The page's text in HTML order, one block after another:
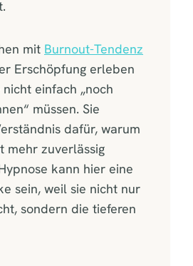
mit Burnout-Tendenz
Erschöpfung erleben
nicht einfach „noch
müssen. Sie
dafür, warum
mehr zuverlässig
kann hier eine
sein, weil sie nicht nur
sondern die tieferen